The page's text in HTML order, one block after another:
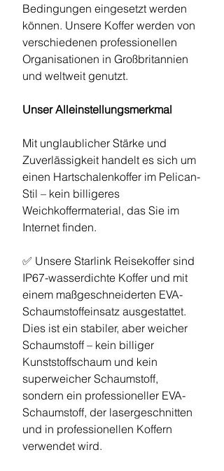
Bedingungen eingesetzt werden
können. Unsere Koffer werden von
verschiedenen professionellen
Organisationen in Großbritannien
und weltweit genutzt.
Unser Alleinstellungsmerkmal
Mit unglaublicher Stärke und
Zuverlässigkeit handelt es sich um
einen Hartschalenkoffer im Pelican-
Stil – kein billigeres
Weichkoffermaterial, das Sie im
Internet finden.
✅ Unsere Starlink Reisekoffer sind
IP67-wasserdichte Koffer und mit
einem maßgeschneiderten EVA-
Schaumstoffeinsatz ausgestattet.
Dies ist ein stabiler, aber weicher
Schaumstoff – kein billiger
Kunststoffschaum und kein
superweicher Schaumstoff,
sondern ein professioneller EVA-
Schaumstoff, der lasergeschnitten
und in professionellen Koffern
verwendet wird.